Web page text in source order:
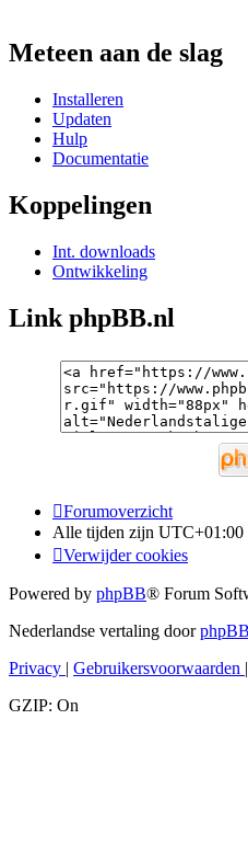
Meteen aan de slag
Installeren
Updaten
Hulp
Documentatie
Koppelingen
Int. downloads
Ontwikkeling
Link phpBB.nl
Forumoverzicht
Alle tijden zijn UTC+01:00
Verwijder cookies
Powered by phpBB® Forum
Nederlandse vertaling door
Privacy | Gebruikersvoorwaarden |
GZIP: On